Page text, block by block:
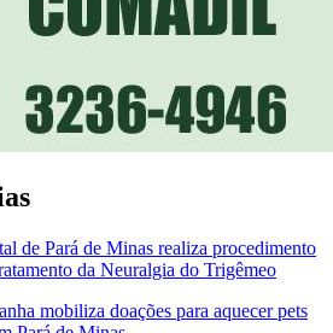
de Pará de Minas realiza procedimento
da Neuralgia do Trigêmeo
mobiliza doações para aquecer pets